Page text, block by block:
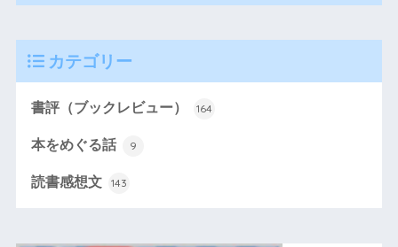
カテゴリー
書評（ブックレビュー） 164
本をめぐる話 9
読書感想文 143